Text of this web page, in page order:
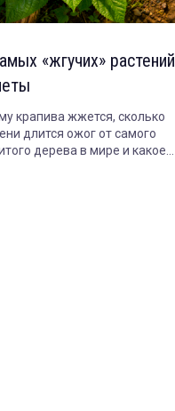
«жгучих» растений
крапива жжется, сколько
длится ожог от самого
дерева в мире и какое